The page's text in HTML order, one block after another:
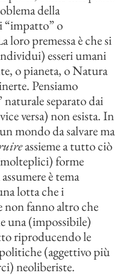
della
“impatto” o
loro premessa è che si
esseri umani
o pianeta, o Natura
Pensiamo
separato dai
versa) non esista. In
mondo da salvare ma
assieme a tutto ciò
forme
è tema
lotta che i
non fanno altro che
una (impossibile)
riproducendo le
(aggettivo più
neoliberiste.